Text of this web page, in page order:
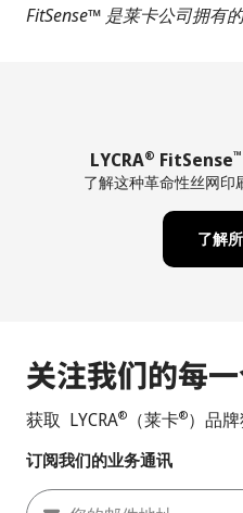
FitSense™ 是莱卡公司拥有的
LYCRA® FitSense™
了解这种革命性丝网印
了解
关注我们的每
获取 LYCRA® （莱卡®）品
订阅我们的业务通讯